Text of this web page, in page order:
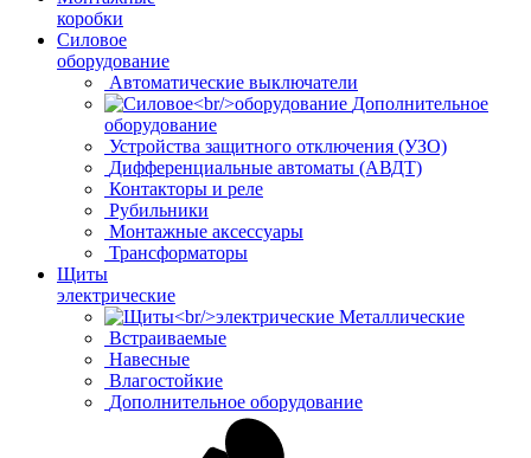
коробки
Силовое
оборудование
Автоматические выключатели
Дополнительное
оборудование
Устройства защитного отключения (УЗО)
Дифференциальные автоматы (АВДТ)
Контакторы и реле
Рубильники
Монтажные аксессуары
Трансформаторы
Щиты
электрические
Металлические
Встраиваемые
Навесные
Влагостойкие
Дополнительное оборудование